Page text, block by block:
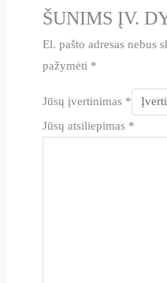
ŠUNIMS ĮV.
El. pašto adresas nebus
pažymėti *
Jūsų įvertinimas *
Jūsų atsiliepimas *